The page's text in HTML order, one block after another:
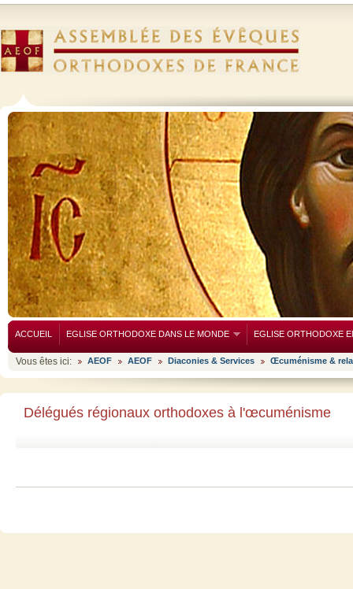
ACCUEIL EGLISE ORTHODOXE DANS LE MONDE EGLISE ORTHODOXE
Vous êtes ici: AEOF AEOF Diaconies & Services Œcuménisme &
Délégués régionaux orthodoxes à l'œcuménisme